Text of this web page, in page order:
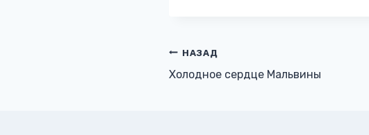
Навигация
по
НАЗАД
Холодное сердце Мальвины